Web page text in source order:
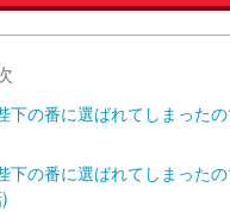
下の番に選ばれてしまった
下の番に選ばれてしまった